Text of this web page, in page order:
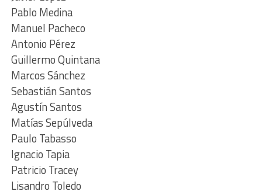
Pablo Medina
Manuel Pacheco
Antonio Pérez
Guillermo Quintana
Marcos Sánchez
Sebastián Santos
Agustín Santos
Matías Sepúlveda
Paulo Tabasso
Ignacio Tapia
Patricio Tracey
Lisandro Toledo